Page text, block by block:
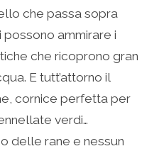
che passa sopra
possono ammirare i
che ricoprono gran
E tutt’attorno il
cornice perfetta per
verdi…
delle rane e nessun